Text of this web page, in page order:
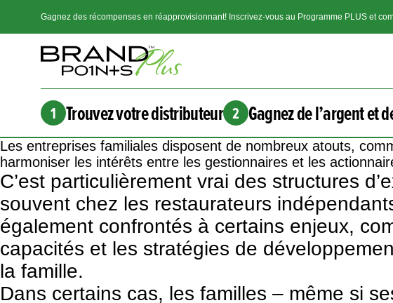
Gagnez des récompenses en réapprovisionnant! Inscrivez-vous au Programme PLUS et
1 Trouvez votre distributeur 2 Gagnez de l’argent et
Les entreprises familiales disposent de nombreux atouts,
harmoniser les intérêts entre les gestionnaires et les
C’est particulièrement vrai des structures
souvent chez les restaurateurs
également confrontés à certains enjeux,
capacités et les stratégies de
la famille.
Dans certains cas, les familles – même si